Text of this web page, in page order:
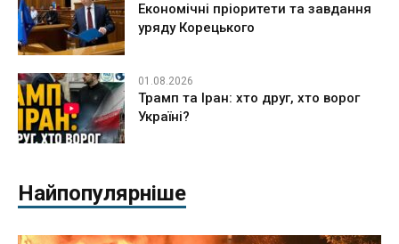
Економічні пріоритети та завдання
уряду Корецького
01.08.2026
Трамп та Іран: хто друг, хто ворог
Україні?
Найпопулярніше